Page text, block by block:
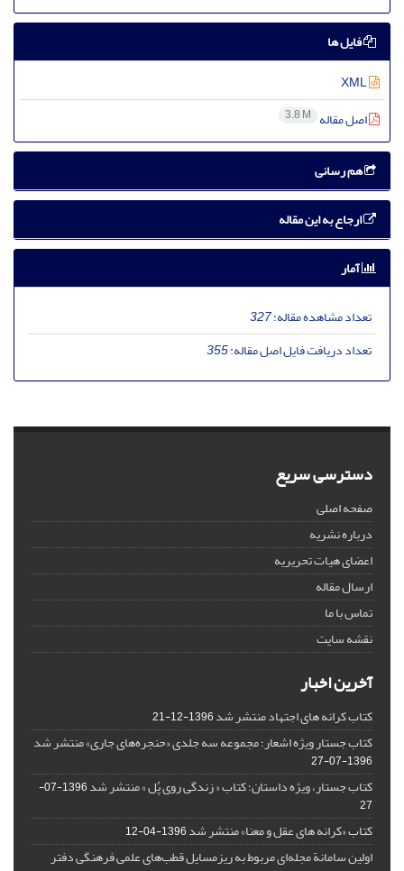
فایل ها
اصل مقاله 3.8 M
هم رسانی
ارجاع به این مقاله
آمار
تعداد مشاهده مقاله:327
تعداد دریافت فایل اصل مقاله:355
دسترسی سریع
صفحه اصلی
درباره نشریه
اعضای هیات تحریریه
ارسال مقاله
تماس با ما
نقشه سایت
آخرین اخبار
کتاب کرانه های اجتهاد منتشر شد1396-12-21
کتاب جستار ویژه اشعار؛ مجموعه سه جلدی «حنجره‌های جاری» منتشر شد
1396-07-27
کتاب جستار، ویژه داستان؛ کتاب « زندگی روی پُل » منتشر شد
1396-07-
27
کتاب «کرانه های عقل و معنا» منتشر شد1396-04-12
اولین سامانة مجله‌ای مربوط به ریزمسایل‌ قطب‌های علمی فرهنگی دفتر